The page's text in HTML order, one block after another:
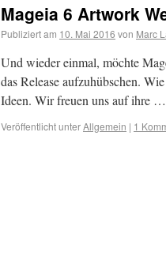
Mageia 6 Artwork
Publiziert am 10. Mai 2016 von Marc
Und wieder einmal, möchte
das Release aufzuhübschen.
Ideen. Wir freuen uns auf ihre …
Veröffentlicht unterAllgemein | 1